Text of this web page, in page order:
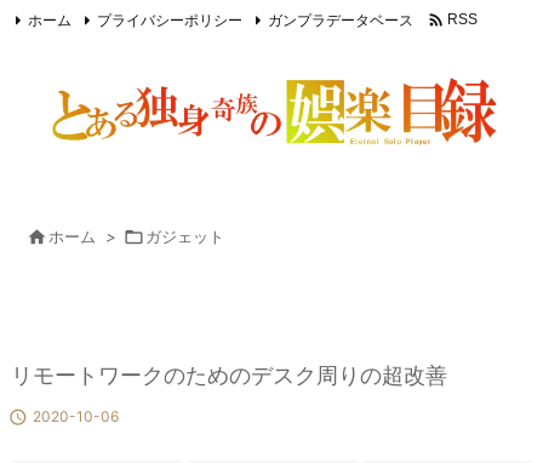
ホーム プライバシーポリシー ガンプラデータベース  RSS
ホーム > ガジェット
リモートワークのためのデスク周りの超改善
 2020-10-06